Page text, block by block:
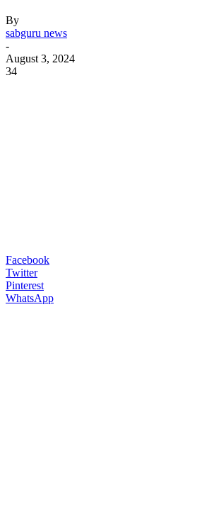
By
sabguru news
-
August 3, 2024
34
Facebook
Twitter
Pinterest
WhatsApp